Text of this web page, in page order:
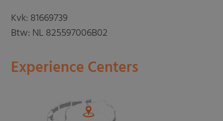
Kvk: 81669739
Btw: NL 825597006B02
Experience Centers